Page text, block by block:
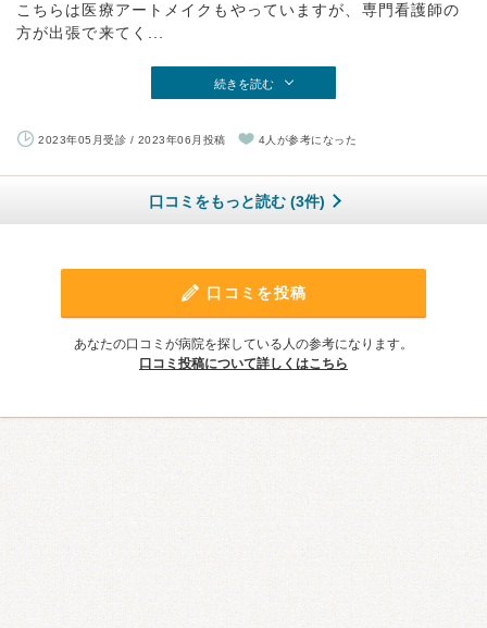
こちらは医療アートメイクもやっていますが、専門看護師の
方が出張で来てく...
続きを読む
2023年05月受診 / 2023年06月投稿 4人が参考になった
口コミをもっと読む (3件)
口コミを投稿
あなたの口コミが病院を探している人の参考になります。
口コミ投稿について詳しくはこちら